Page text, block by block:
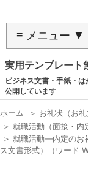
≡ メニュー ▼
実用テンプレート
ビジネス文書・手紙・
公開しています
ホーム ＞ お礼状（お
＞ 就職活動（面接・内
＞ 就職活動―内定のお
ス文書形式）（ワード